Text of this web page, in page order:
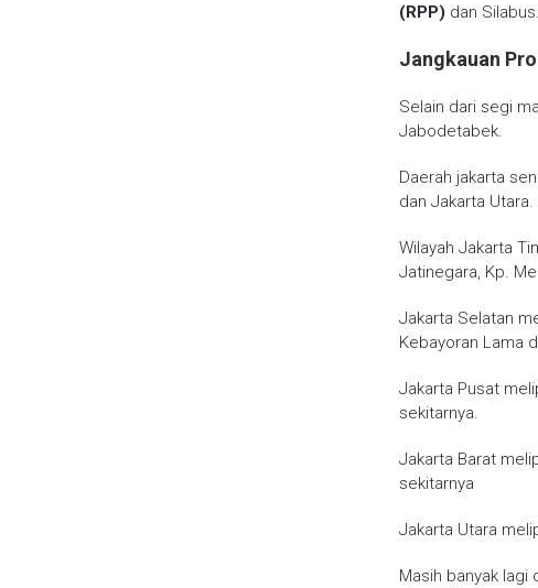
(RPP) dan
Jangkauan
Selain dari segi
Jabodetabek.
Daerah jakarta
dan Jakarta Utara.
Wilayah Jakarta
Jatinegara, Kp.
Jakarta Selatan
Kebayoran Lama
Jakarta Pusat
sekitarnya.
Jakarta Barat
sekitarnya
Jakarta Utara
Masih banyak lagi